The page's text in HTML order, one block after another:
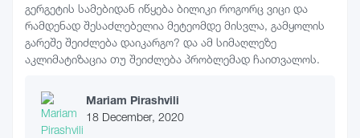
გერგეტის სამებიდან იწყება ბილიკი როგორც ვიცი და
რამდენად შესაძლებელია მეტეომდე მისვლა, გამყოლის
გარეშე შეიძლება დაიკარგო? და ამ სიმაღლეზე
აკლიმატიზაცია თუ შეიძლება პრობლემად ჩაითვალოს.
Mariam Pirashvili
18 December, 2020